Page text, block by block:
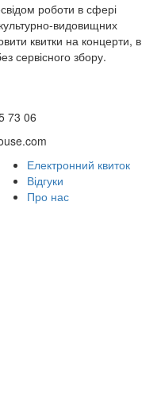
роботи в сфері
видовищних
квитки на концерти, в
сервісного збору.
73 06
Електронний квиток
Відгуки
Про нас